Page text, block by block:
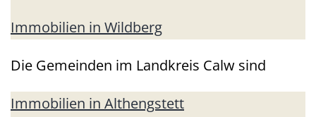
Immobilien in Wildberg
Die Gemeinden im Landkreis Calw sind
Immobilien in Althengstett